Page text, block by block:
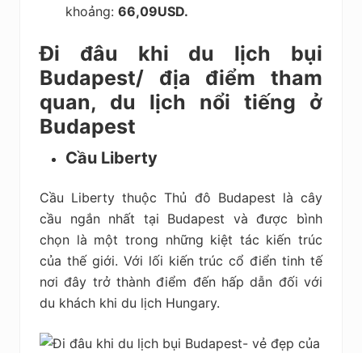
khoảng: 66,09USD.
Đi đâu khi du lịch bụi
Budapest/ địa điểm tham
quan, du lịch nổi tiếng ở
Budapest
Cầu Liberty
Cầu Liberty thuộc Thủ đô Budapest là cây
cầu ngắn nhất tại Budapest và được bình
chọn là một trong những kiệt tác kiến trúc
của thế giới. Với lối kiến trúc cổ điển tinh tế
nơi đây trở thành điểm đến hấp dẫn đối với
du khách khi du lịch Hungary.